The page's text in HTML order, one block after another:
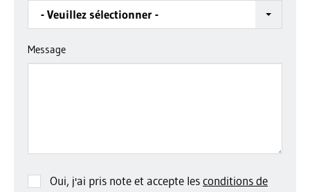
- Veuillez sélectionner -
Message
Oui, j'ai pris note et accepte lesconditions de